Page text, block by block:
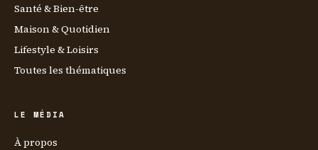
Santé & Bien-être
Maison & Quotidien
Lifestyle & Loisirs
Toutes les thématiques
LE MÉDIA
À propos